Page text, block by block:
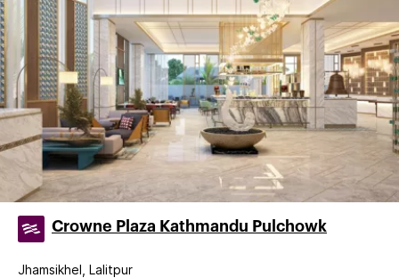
Crowne Plaza Kathmandu Pulchowk
Jhamsikhel, Lalitpur